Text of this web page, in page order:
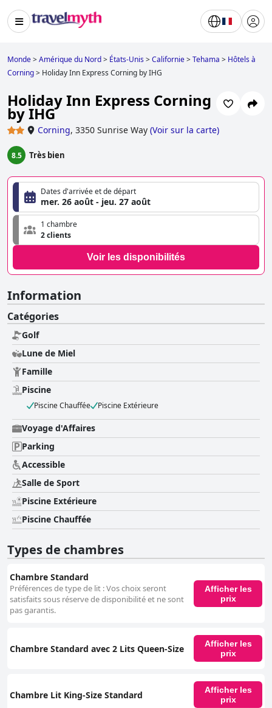
Monde>Amérique du Nord> États-Unis>Californie>Tehama > Hôtels à
Corning> Holiday Inn Express Corning by IHG
Holiday Inn Express Corning
by IHG
Corning, 3350 Sunrise Way (Voir sur la carte)
8.5 Très bien
Dates d'arrivée et de départ
mer. 26 août - jeu. 27 août
1 chambre
2 clients
Voir les disponibilités
Information
Catégories
Golf
Lune de Miel
Famille
Piscine
Piscine Chauffée Piscine Extérieure
Voyage d'Affaires
Parking
Accessible
Salle de Sport
Piscine Extérieure
Piscine Chauffée
Types de chambres
Chambre Standard
Préférences de type de lit : Vos choix seront
satisfaits sous réserve de disponibilité et ne sont
pas garantis.
Afficher les
prix
Chambre Standard avec 2 Lits Queen-Size
Afficher les
prix
Chambre Lit King-Size Standard
Afficher les
prix